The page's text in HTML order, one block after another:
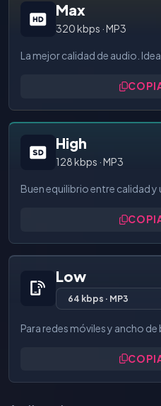
Max
320 kbps · MP3
La mejor calidad de audio.
High
128 kbps · MP3
Buen equilibrio entre calidad y
Low
Para redes móviles y ancho